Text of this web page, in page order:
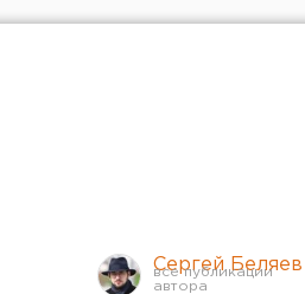
Сергей Беляев